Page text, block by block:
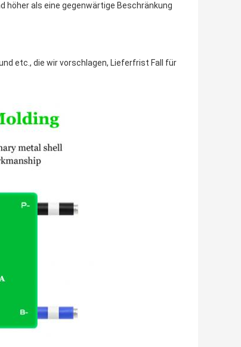
höher als eine gegenwärtige Beschränkung
etc., die wir vorschlagen, Lieferfrist Fall für